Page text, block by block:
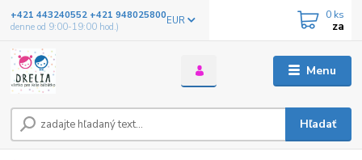
Menu
EUR
Hľadať
+421 443240552 +421 948025800
denne od 9:00-19:00 hod.)
0 ks
za